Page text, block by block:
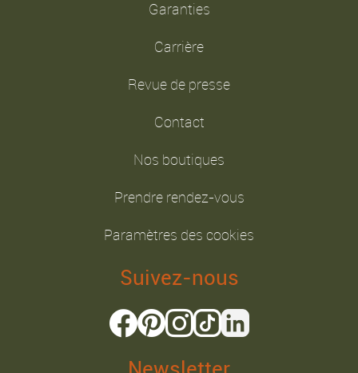
Garanties
Carrière
Revue de presse
Contact
Nos boutiques
Prendre rendez-vous
Paramètres des cookies
Suivez-nous